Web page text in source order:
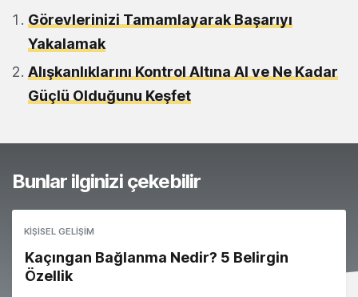
Görevlerinizi Tamamlayarak Başarıyı
Yakalamak
Alışkanlıklarını Kontrol Altına Al ve Ne Kadar
Güçlü Olduğunu Keşfet
Bunlar ilginizi çekebilir
KIŞISEL GELIŞIM
Kaçıngan Bağlanma Nedir? 5 Belirgin
Özellik